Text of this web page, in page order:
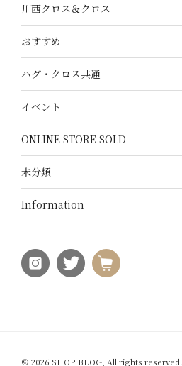
川西クロス＆クロス
おすすめ
ハグ・クロス共通
イベント
ONLINE STORE SOLD
未分類
Information
© 2026 SHOP BLOG, All rights reserved.